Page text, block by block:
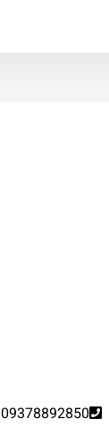
09378892850